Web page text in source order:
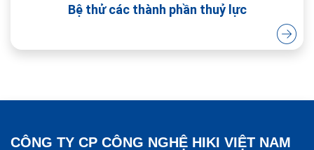
Bệ thử các thành phần thuỷ lực
CÔNG TY CP CÔNG NGHỆ HIKI VIỆT NAM